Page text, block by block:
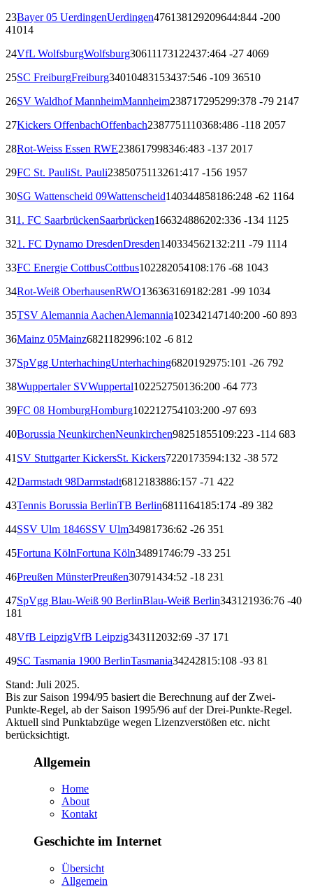
23Bayer 05 UerdingenUerdingen476138129209644:844 -200
41014
24VfL WolfsburgWolfsburg306111 73122437:464 -27 4069
25SC FreiburgFreiburg34010483153437:546 -109 36510
26SV Waldhof MannheimMannheim23871 7295299:378 -79 2147
27Kickers OffenbachOffenbach2387751110368:486 -118 2057
28Rot-Weiss Essen RWE23861 7998346:483 -137 201 7
29FC St. PauliSt. Pauli2385075113261:417 -156 1957
30SG Wattenscheid 09Wattenscheid140344858186:248 -62 1164
311. FC SaarbrückenSaarbrücken166324886202:336 -134 1125
321. FC Dynamo DresdenDresden140334562132:211 -79 1114
33FC Energie CottbusCottbus102282054108:176 -68 1043
34Rot-Weiß OberhausenRWO136363169182:281 -99 1034
35TSV Alemannia AachenAlemannia102342147140:200 -60 893
36Mainz 05Mainz6821182996:102 -6 81 2
37SpVgg UnterhachingUnterhaching6820192975:101 -26 792
38Wuppertaler SVWuppertal102252750136:200 -64 773
39FC 08 HomburgHomburg10221 2754103:200 -97 693
40Borussia NeunkirchenNeunkirchen98251855109:223 -114 683
41 SV Stuttgarter KickersSt. Kickers7220173594:132 -38 572
42Darmstadt 98Darmstadt6812183886:157 -71 422
43Tennis Borussia BerlinTB Berlin6811164185:174 -89 382
44SSV Ulm 1846SSV Ulm34981736:62 -26 351
45Fortuna KölnFortuna Köln34891746:79 -33 251
46Preußen MünsterPreußen30791434:52 -18 231
47SpVgg Blau-Weiß 90 BerlinBlau-Weiß Berlin343121936:76 -40
181
48VfB LeipzigVfB Leipzig34311 2032:69 -37 171
49SC Tasmania 1900 BerlinTasmania34242815:108 -93 81
Stand: Juli 2025.
Bis zur Saison 1994/95 basiert die Berechnung auf der Zwei-
Punkte-Regel, ab der Saison 1995/96 auf der Drei-Punkte-Regel.
Aktuell sind Punktabzüge wegen Lizenzverstößen etc. nicht
berücksichtigt.
Allgemein
Home
About
Kontakt
Geschichte im Internet
Übersicht
Allgemein